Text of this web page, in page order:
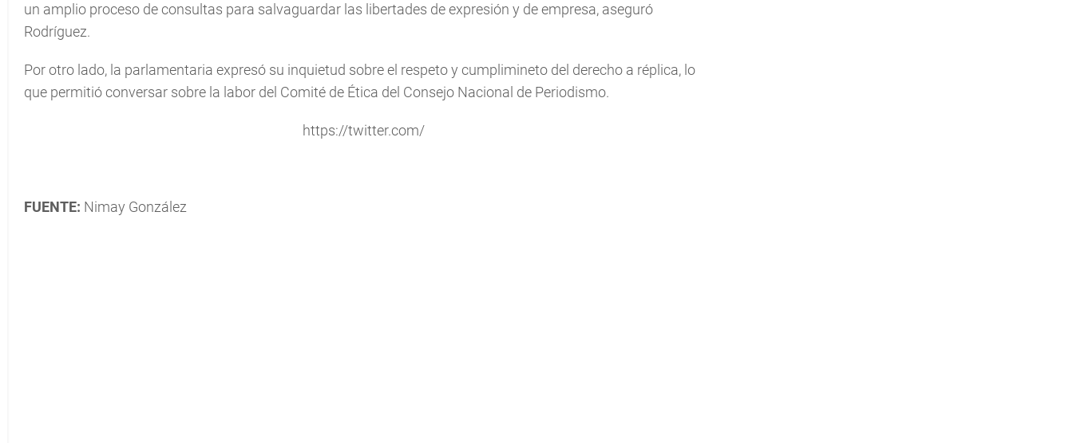
un amplio proceso de consultas para salvaguardar las libertades de expresión y de empresa, aseguró
Rodríguez.
Por otro lado, la parlamentaria expresó su inquietud sobre el respeto y cumplimineto del derecho a réplica, lo
que permitió conversar sobre la labor del Comité de Ética del Consejo Nacional de Periodismo.
https://twitter.com/
FUENTE: Nimay González